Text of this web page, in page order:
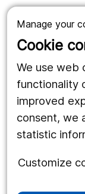
Manage your
Cookie
We use web
functionality
improved
consent, we
statistic
Customize
Länstrafiken
Region Örebro län
Följ oss
Facebook